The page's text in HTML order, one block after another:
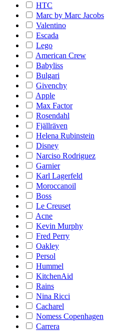
HTC
Marc by Marc Jacobs
Valentino
Escada
Lego
American Crew
Babyliss
Bulgari
Givenchy
Apple
Max Factor
Rosendahl
Fjällräven
Helena Rubinstein
Disney
Narciso Rodriguez
Garnier
Karl Lagerfeld
Moroccanoil
Boss
Le Creuset
Acne
Kevin Murphy
Fred Perry
Oakley
Persol
Hummel
KitchenAid
Rains
Nina Ricci
Cacharel
Nomess Copenhagen
Carrera